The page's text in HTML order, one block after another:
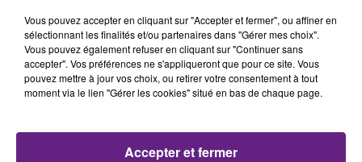
République, à Dijon.
Publié : 22 juin 2021 à 17h28 par Fabrice Aubry
Vous pouvez accepter en cliquant sur "Accepter et fermer", ou affiner en
sélectionnant les finalités et/ou partenaires dans "Gérer mes choix".
Vous pouvez également refuser en cliquant sur "Continuer sans
accepter". Vos préférences ne s'appliqueront que pour ce site. Vous
pouvez mettre à jour vos choix, ou retirer votre consentement à tout
moment via le lien "Gérer les cookies" situé en bas de chaque page.
Accepter et fermer